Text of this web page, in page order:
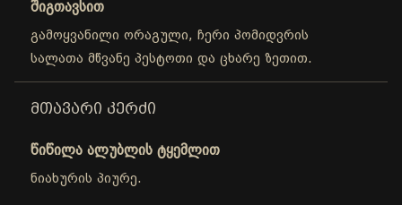
შიგთავსით
გამოყვანილი ორაგული, ჩერი პომიდვრის
სალათა მწვანე პესტოთი და ცხარე ზეთით.
ᲛᲗᲐᲕᲐᲠᲘ ᲙᲔᲠᲫᲘ
წიწილა ალუბლის ტყემლით
ნიახურის პიურე.